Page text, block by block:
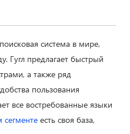
система в мире,
Гугл предлагает быстрый
а также ряд
пользования
все востребованные языки
сегменте есть своя база,